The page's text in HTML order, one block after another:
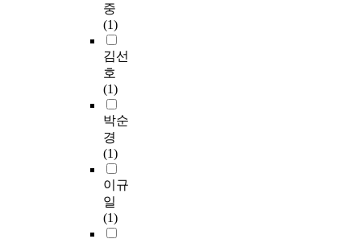
중
(1)
김선
호
(1)
박순
경
(1)
이규
일
(1)